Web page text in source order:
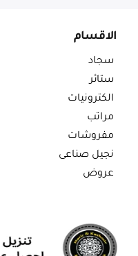
الاقسام
سجاد
ستائر
الكترونيات
مراتب
مفروشات
نجيل صناعى
عروض